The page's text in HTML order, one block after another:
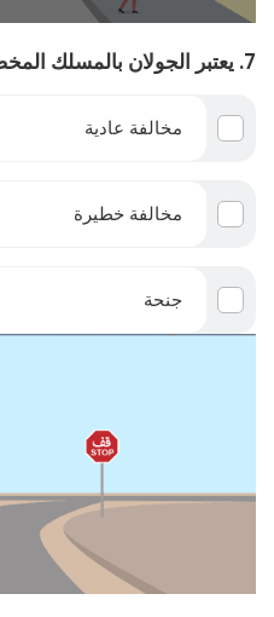
7. يعتبر الجولان بالمسلك المخصص للحافلات :
مخالفة عادية
مخالفة خطيرة
جنحة